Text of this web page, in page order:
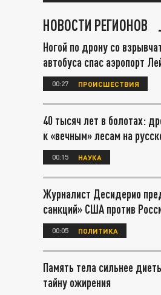
НОВОСТИ РЕГИОНОВ
Ногой по дрону со
автобуса спас аэропорт
00:27 ПРОИСШЕСТВИЯ
40 тысяч лет в болотах:
к «вечным» лесам на
00:15 НАУКА
Журналист Десидерио
санкций» США против
00:05 ПОЛИТИКА
Память тела сильнее
тайну ожирения